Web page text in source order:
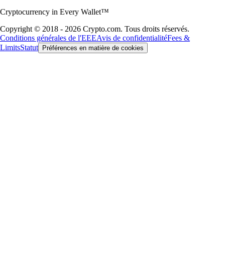
Cryptocurrency in Every Wallet™
Copyright © 2018 - 2026 Crypto.com. Tous droits réservés.
Conditions générales de l'EEEAvis de confidentialitéFees &
LimitsStatut Préférences en matière de cookies